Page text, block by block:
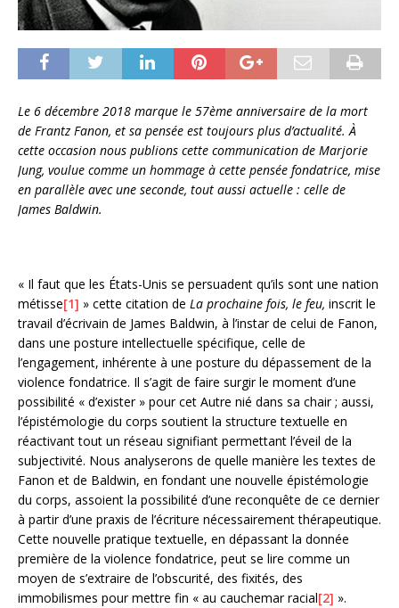
Le 6 décembre 2018 marque le 57ème anniversaire de la mort
de Frantz Fanon, et sa pensée est toujours plus d’actualité. À
cette occasion nous publions cette communication de Marjorie
Jung, voulue comme un hommage à cette pensée fondatrice, mise
en parallèle avec une seconde, tout aussi actuelle : celle de
James Baldwin.
« Il faut que les États-Unis se persuadent qu’ils sont une nation
métisse[1] » cette citation de La prochaine fois, le feu, inscrit le
travail d’écrivain de James Baldwin, à l’instar de celui de Fanon,
dans une posture intellectuelle spécifique, celle de
l’engagement, inhérente à une posture du dépassement de la
violence fondatrice. Il s’agit de faire surgir le moment d’une
possibilité « d’exister » pour cet Autre nié dans sa chair ; aussi,
l’épistémologie du corps soutient la structure textuelle en
réactivant tout un réseau signifiant permettant l’éveil de la
subjectivité. Nous analyserons de quelle manière les textes de
Fanon et de Baldwin, en fondant une nouvelle épistémologie
du corps, assoient la possibilité d’une reconquête de ce dernier
à partir d’une praxis de l’écriture nécessairement thérapeutique.
Cette nouvelle pratique textuelle, en dépassant la donnée
première de la violence fondatrice, peut se lire comme un
moyen de s’extraire de l’obscurité, des fixités, des
immobilismes pour mettre fin « au cauchemar racial[2] ».